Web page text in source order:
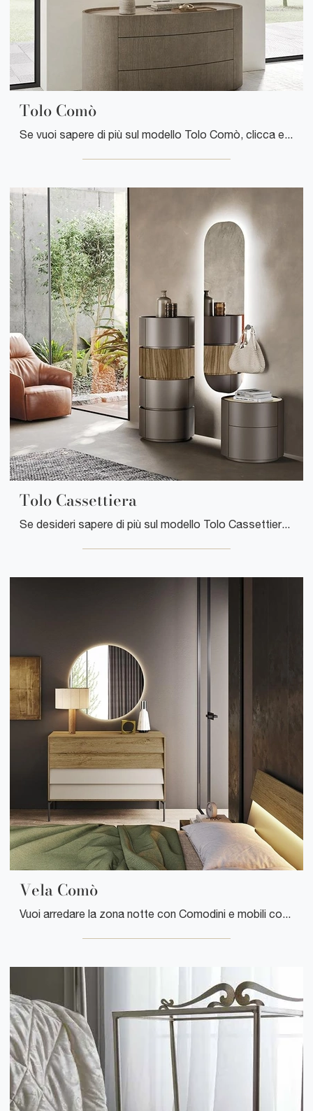
Tolo Comò
Se vuoi sapere di più sul modello Tolo Comò, clicca e scopri i Comodini e comò Mobilgam ideali per la tua camera da letto.
Tolo Cassettiera
Se desideri sapere di più sul modello Tolo Cassettiera, clicca e scopri i Comodini e comò Mobilgam ideali per la tua camera da letto.
Vela Comò
Vuoi arredare la zona notte con Comodini e mobili con cassetti di Mobilgam? Ecco qui il modello Vela Comò in legno per spazi moderni.